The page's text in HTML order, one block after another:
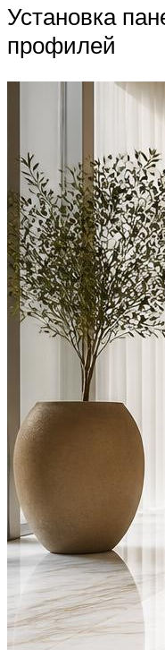
Установка
профилей